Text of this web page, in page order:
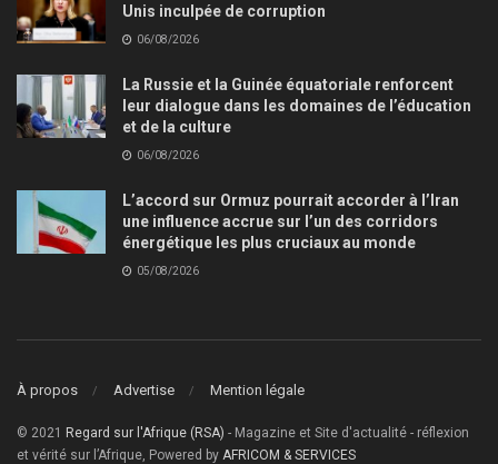
Unis inculpée de corruption
06/08/2026
La Russie et la Guinée équatoriale renforcent
leur dialogue dans les domaines de l’éducation
et de la culture
06/08/2026
L’accord sur Ormuz pourrait accorder à l’Iran
une influence accrue sur l’un des corridors
énergétique les plus cruciaux au monde
05/08/2026
À propos Advertise Mention légale
© 2021 Regard sur l'Afrique (RSA) - Magazine et Site d'actualité - réflexion
et vérité sur l’Afrique, Powered by AFRICOM & SERVICES